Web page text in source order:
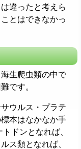
違ったと考えら
とはできなかっ
生爬虫類の中で
です。
ウルス・プラテ
本はなかなか手
ドンとなれば、
ス類となれば、